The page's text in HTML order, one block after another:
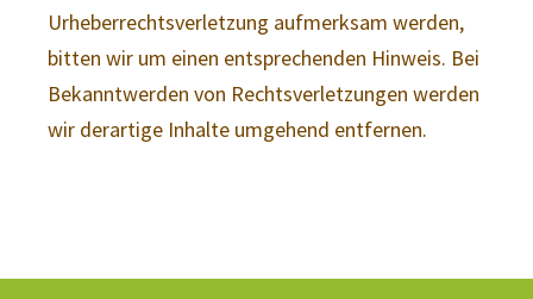
Urheberrechtsverletzung aufmerksam werden,
bitten wir um einen entsprechenden Hinweis. Bei
Bekanntwerden von Rechtsverletzungen werden
wir derartige Inhalte umgehend entfernen.